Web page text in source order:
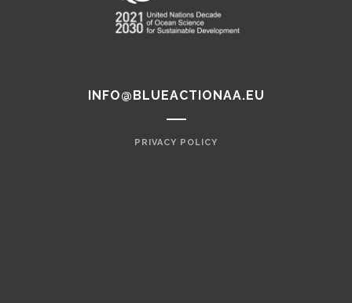
INFO@BLUEACTIONAA.EU
PRIVACY POLICY